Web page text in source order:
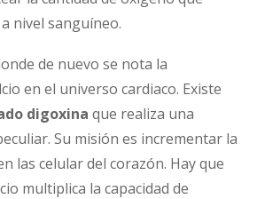
nivel sanguíneo.
de nuevo se nota la
en el universo cardiaco. Existe
digoxina que realiza una
Su misión es incrementar la
las celular del corazón. Hay que
multiplica la capacidad de